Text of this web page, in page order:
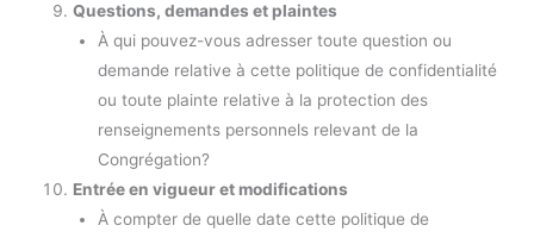
Questions, demandes et plaintes
À qui pouvez-vous adresser toute question ou
demande relative à cette politique de confidentialité
ou toute plainte relative à la protection des
renseignements personnels relevant de la
Congrégation?
Entrée en vigueur et modifications
À compter de quelle date cette politique de